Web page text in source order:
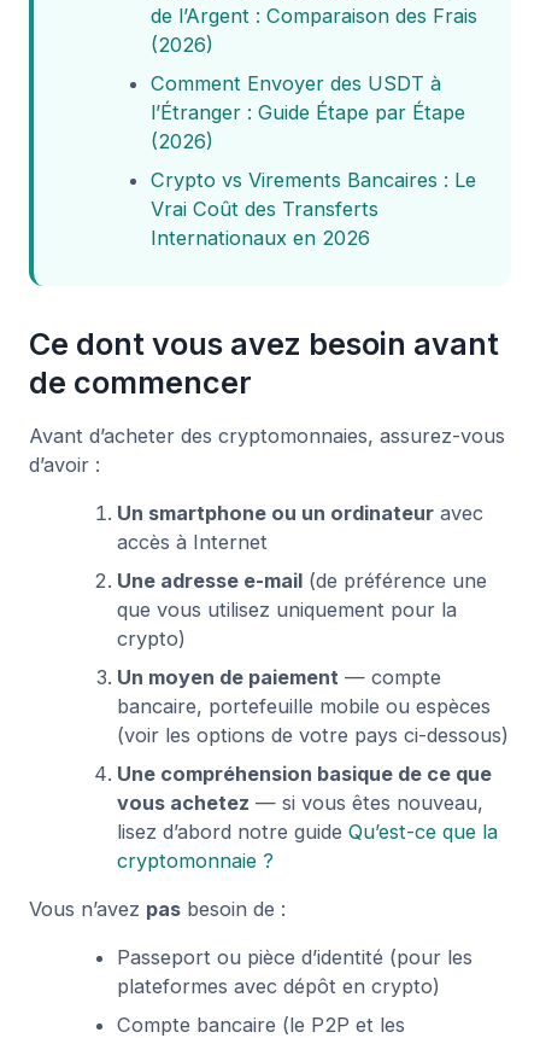
de l’Argent : Comparaison des Frais
(2026)
Comment Envoyer des USDT à
l’Étranger : Guide Étape par Étape
(2026)
Crypto vs Virements Bancaires : Le
Vrai Coût des Transferts
Internationaux en 2026
Ce dont vous avez besoin avant
de commencer
Avant d’acheter des cryptomonnaies, assurez-vous
d’avoir :
Un smartphone ou un ordinateuravec
accès à Internet
Une adresse e-mail(de préférence une
que vous utilisez uniquement pour la
crypto)
Un moyen de paiement — compte
bancaire, portefeuille mobile ou espèces
(voir les options de votre pays ci-dessous)
Une compréhension basique de ce que
vous achetez — si vous êtes nouveau,
lisez d’abord notre guide Qu’est-ce que la
cryptomonnaie ?
Vous n’avez pas besoin de :
Passeport ou pièce d’identité (pour les
plateformes avec dépôt en crypto)
Compte bancaire (le P2P et les